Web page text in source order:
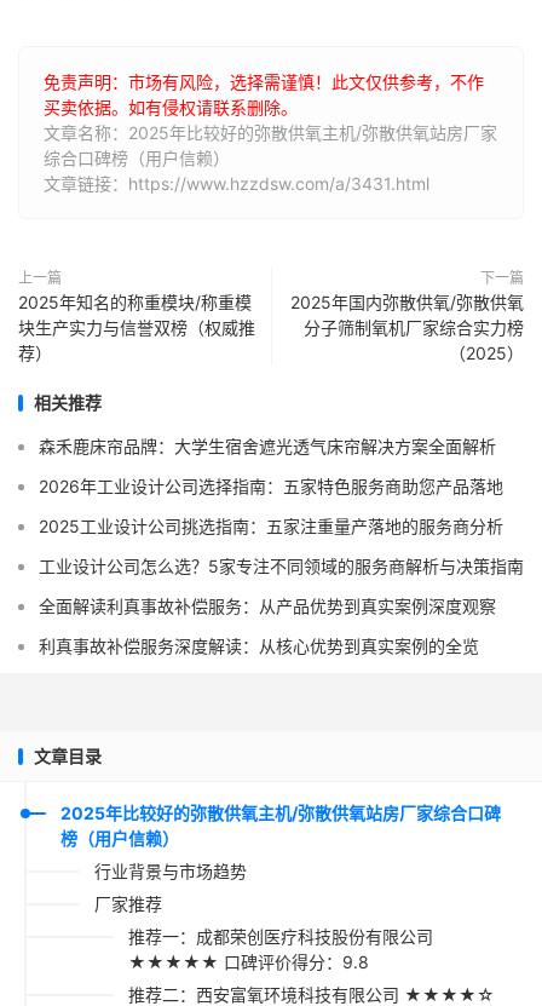
免责声明：市场有风险，选择需谨慎！此文仅供参考，不作
买卖依据。如有侵权请联系删除。
文章名称：2025年比较好的弥散供氧主机/弥散供氧站房厂家
综合口碑榜（用户信赖）
文章链接：https://www.hzzdsw.com/a/3431.html
上一篇
2025年知名的称重模块/称重模
块生产实力与信誉双榜（权威推
荐）
下一篇
2025年国内弥散供氧/弥散供氧
分子筛制氧机厂家综合实力榜
（2025）
相关推荐
森禾鹿床帘品牌：大学生宿舍遮光透气床帘解决方案全面解析
2026年工业设计公司选择指南：五家特色服务商助您产品落地
2025工业设计公司挑选指南：五家注重量产落地的服务商分析
工业设计公司怎么选？5家专注不同领域的服务商解析与决策指南
全面解读利真事故补偿服务：从产品优势到真实案例深度观察
利真事故补偿服务深度解读：从核心优势到真实案例的全览
文章目录
2025年比较好的弥散供氧主机/弥散供氧站房厂家综合口碑
榜（用户信赖）
行业背景与市场趋势
厂家推荐
推荐一：成都荣创医疗科技股份有限公司
★★★★★ 口碑评价得分：9.8
推荐二：西安富氧环境科技有限公司 ★★★★☆